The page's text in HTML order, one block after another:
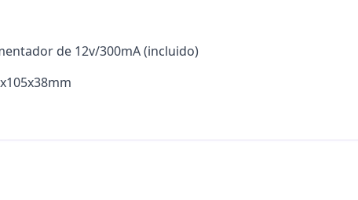
de 12v/300mA (incluido)